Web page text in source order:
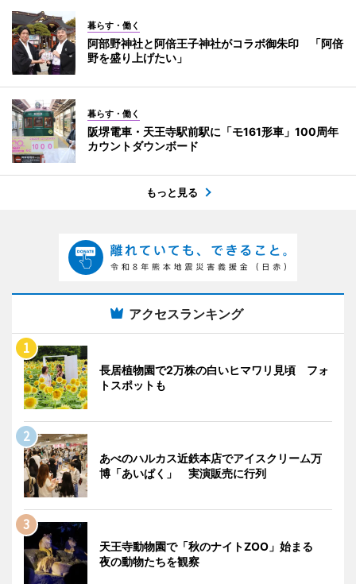
暮らす・働く
阿部野神社と阿倍王子神社がコラボ御朱印 「阿倍
野を盛り上げたい」
暮らす・働く
阪堺電車・天王寺駅前駅に「モ161形車」100周年
カウントダウンボード
もっと見る
アクセスランキング
長居植物園で2万株の白いヒマワリ見頃 フォ
トスポットも
あべのハルカス近鉄本店でアイスクリーム万
博「あいぱく」 実演販売に行列
天王寺動物園で「秋のナイトZOO」始まる
夜の動物たちを観察